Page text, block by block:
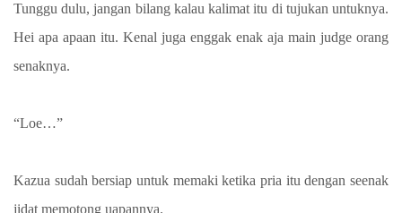
Tunggu dulu, jangan bilang kalau kalimat itu di tujukan untuknya.
Hei apa apaan itu. Kenal juga enggak enak aja main judge orang
senaknya.
“Loe…”
Kazua sudah bersiap untuk memaki ketika pria itu dengan seenak
jidat memotong uapannya.